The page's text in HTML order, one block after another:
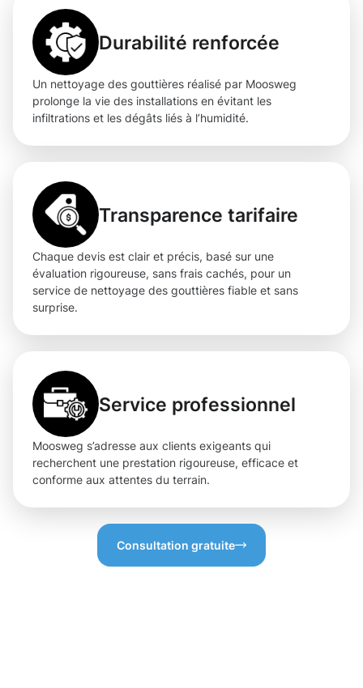
Durabilité renforcée
Un nettoyage des gouttières réalisé par Moosweg
prolonge la vie des installations en évitant les
infiltrations et les dégâts liés à l’humidité.
Transparence tarifaire
Chaque devis est clair et précis, basé sur une
évaluation rigoureuse, sans frais cachés, pour un
service de nettoyage des gouttières fiable et sans
surprise.
Service professionnel
Moosweg s’adresse aux clients exigeants qui
recherchent une prestation rigoureuse, efficace et
conforme aux attentes du terrain.
Consultation gratuite